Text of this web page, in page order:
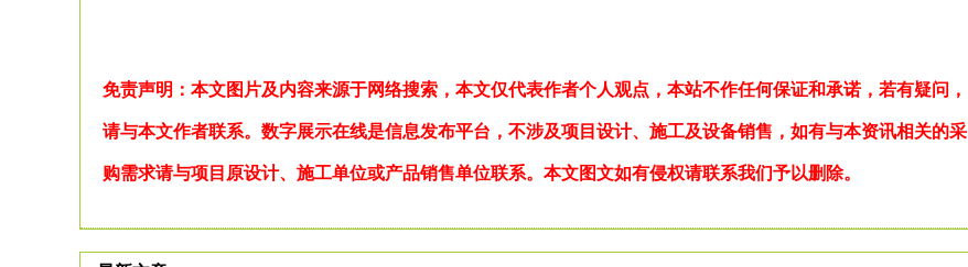
免责声明：本文图片及内容来源于网络搜索，本文仅代表作者个人观点，本站不作任何保证和承诺，若有疑问，
请与本文作者联系。数字展示在线是信息发布平台，不涉及项目设计、施工及设备销售，如有与本资讯相关的采
购需求请与项目原设计、施工单位或产品销售单位联系。本文图文如有侵权请联系我们予以删除。